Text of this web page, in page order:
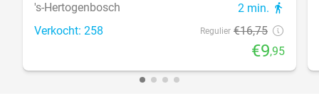
's-Hertogenbosch 2 min. directions_walk
Verkocht: 258 Regulier €16,75
€9,95